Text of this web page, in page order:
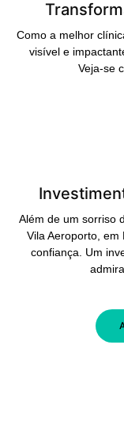
Como a melhor
visível e
Veja-se
Além de um sorriso
Vila Aeroporto, em
confiança. Um